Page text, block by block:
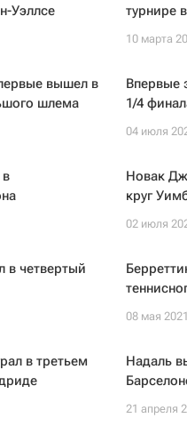
Уэллсе
турнире
10 марта
вышел в
шлема
Впервые
1/4
04 июля
Новак
круг
02 июля
в четвертый
08 мая 2021
в третьем
Надаль
21 апреля